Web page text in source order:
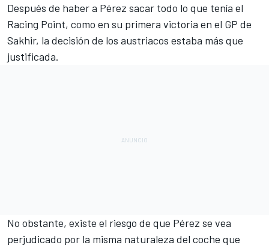
Después de haber a Pérez sacar todo lo que tenía el
Racing Point, como en su primera victoria en el GP de
Sakhir, la decisión de los austriacos estaba más que
justificada.
No obstante, existe el riesgo de que Pérez se vea
perjudicado por la misma naturaleza del coche que